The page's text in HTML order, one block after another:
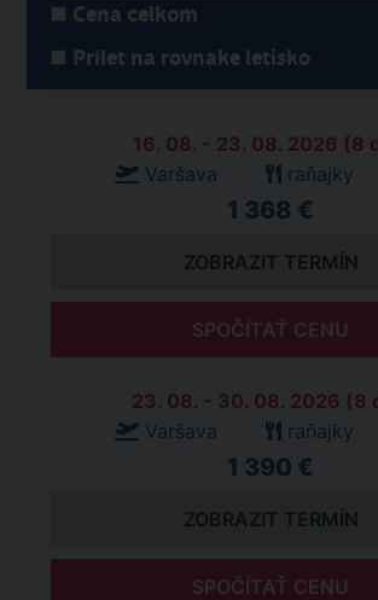
Cena celkom
Prílet na rovnake letisko
16. 08. - 23. 08. 2026 (8
Varšava
raňajky
1 368 €
ZOBRAZIT TERMÍN
SPOČÍTAŤ CENU
23. 08. - 30. 08. 2026 (8
Varšava
raňajky
1 390 €
ZOBRAZIT TERMÍN
SPOČÍTAŤ CENU